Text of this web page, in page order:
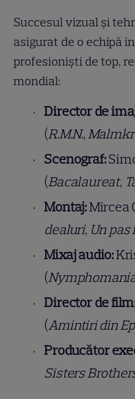
Succesul vizual și
asigurat de o echipă
profesioniști de top,
mondial:
Director de
(R.M.N.,
Scenograf:
(Bacalaureat,
Montaj:Mircea
dealuri, Un
Mixaj audio:
(
Director de
(Amintiri din
Producător
Sisters